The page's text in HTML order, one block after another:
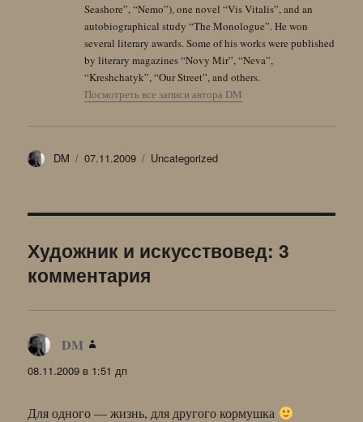
Seashore”, “Nemo”), one novel “Vis Vitalis”, and an
autobiographical study “The Monologue”. He won
several literary awards. Some of his works were published
by literary magazines “Novy Mir”, “Neva”,
“Kreshchatyk”, “Our Street”, and others.
Посмотреть все записи автора DM
Автор
DM Опубликовано
07.11.2009 Рубрики
Uncategorized
Художник и искусствовед: 3
комментария
DM
08.11.2009 в 1:51 дп
Для одного — жизнь, для другого кормушка